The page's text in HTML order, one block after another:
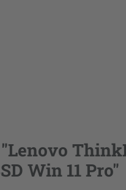
Win 11 Pro"